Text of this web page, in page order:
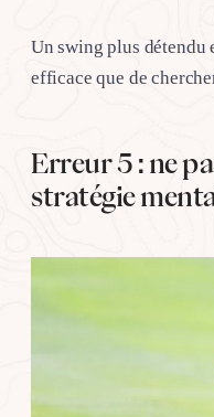
Un swing plus détendu
efficace que de
Erreur 5 : ne
stratégie